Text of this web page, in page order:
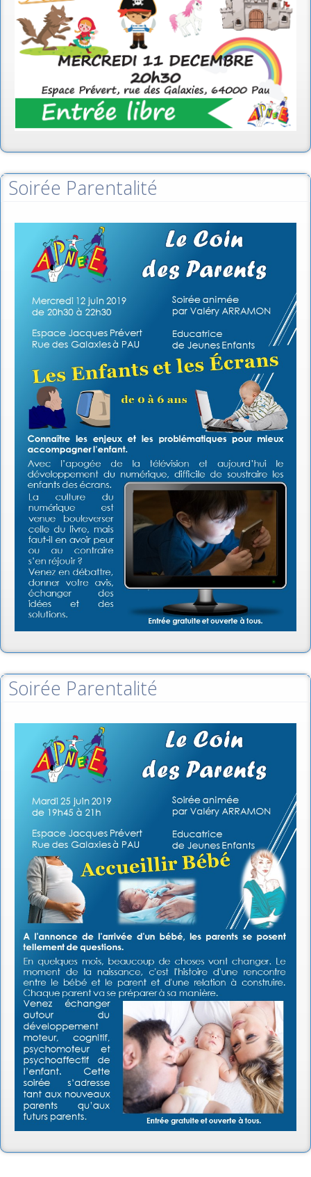
Soirée Parentalité
Soirée Parentalité